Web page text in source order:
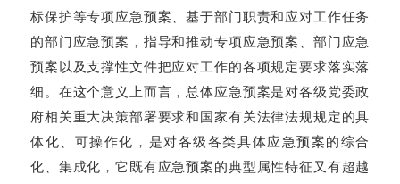
标保护等专项应急预案、基于部门职责和应对工作任务
的部门应急预案，指导和推动专项应急预案、部门应急
预案以及支撑性文件把应对工作的各项规定要求落实落
细。在这个意义上而言，总体应急预案是对各级党委政
府相关重大决策部署要求和国家有关法律法规规定的具
体化、可操作化，是对各级各类具体应急预案的综合
化、集成化，它既有应急预案的典型属性特征又有超越